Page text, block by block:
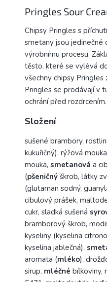
Pringles Sour
Chipsy Pringles s
smetany jsou jedinečné
výrobnímu procesu.
těsto, které se vylévá
všechny chipsy Pringles
Pringles se prodávají v
ochrání před rozdrcením.
Složení
sušené brambory,
kukuřičný), rýžová
mouka, smetanová a
(pšeničný škrob, látky
(glutaman sodný,
cibulový prášek,
cukr, sladká sušená
bramborový škrob,
kyseliny (kyselina
kyselina jablečná),
aromata (mléko),
sirup, mléčné bílkoviny,